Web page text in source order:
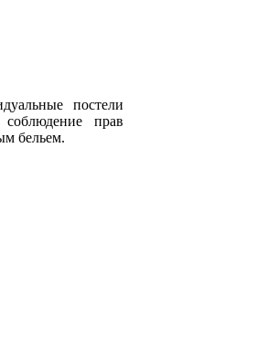
постели
прав
бельем.